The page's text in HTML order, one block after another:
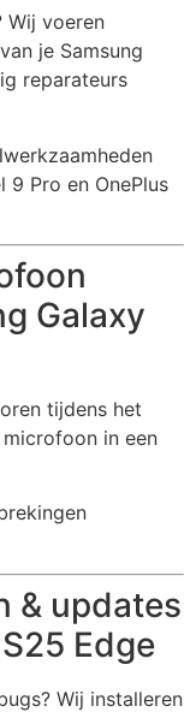
Wij voeren
je Samsung
reparateurs
Pro en OnePlus
Galaxy
tijdens het
in een
& updates
Edge
Wij installeren